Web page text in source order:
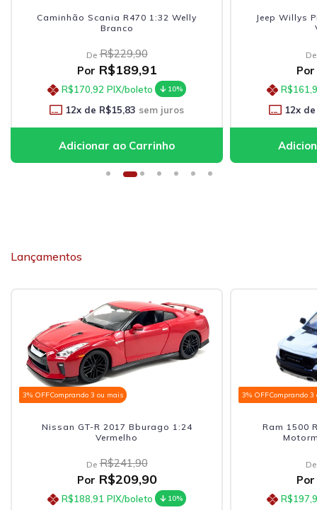
Caminhão Scania R470 1:32 Welly
Branco
De R$229,90
Por R$189,91
R$170,92 PIX/boleto 10%
12x de R$15,83 sem juros
Jeep Willys
De
Por
12x de
Lançamentos
3% OFFComprando 3 ou mais
Nissan GT-R 2017 Bburago 1:24
Vermelho
De R$241,90
Por R$209,90
R$188,91 PIX/boleto 10%
3% OFFComprando 3
Ram 1500
De
Por